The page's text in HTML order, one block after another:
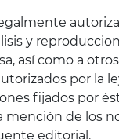
y
así como a
por la
fijados por
mención de los
editorial.